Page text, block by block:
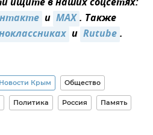
и MAX. Также
и Rutube.
Крым Общество
Политика Россия Память